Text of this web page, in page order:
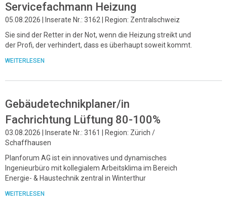
Servicefachmann Heizung
05.08.2026 | Inserate Nr.: 3162 | Region: Zentralschweiz
Sie sind der Retter in der Not, wenn die Heizung streikt und
der Profi, der verhindert, dass es überhaupt soweit kommt.
WEITERLESEN
Gebäudetechnikplaner/in
Fachrichtung Lüftung 80-100%
03.08.2026 | Inserate Nr.: 3161 | Region: Zürich /
Schaffhausen
Planforum AG ist ein innovatives und dynamisches
Ingenieurbüro mit kollegialem Arbeitsklima im Bereich
Energie- & Haustechnik zentral in Winterthur
WEITERLESEN